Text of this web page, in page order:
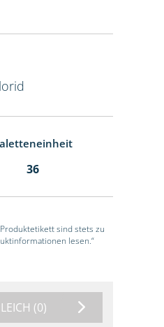
36
sind stets zu
lesen.“
(0)